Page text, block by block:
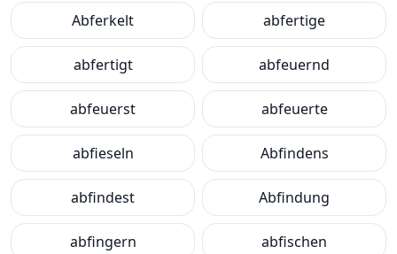
Abferkelt abfertige
abfertigt abfeuernd
abfeuerst abfeuerte
abfieseln Abfindens
abfindest Abfindung
abfingern abfischen